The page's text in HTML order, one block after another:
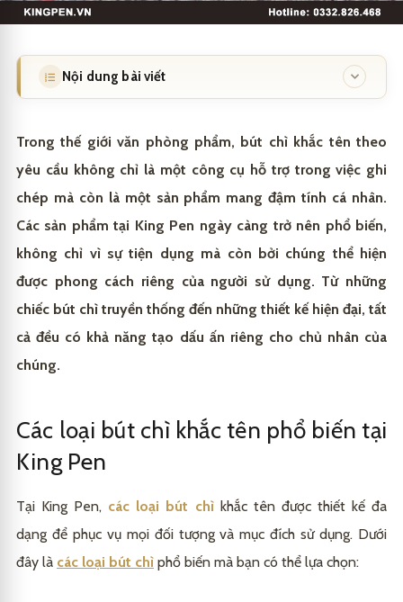
Nội dung bài viết
1.1 Bút chì gỗ khắc tên vẻ đẹp cổ điển vượt thời gian
1.2
Bút chì kim (mechanical pencil) khắc tên: hiện đại và
1.3 Các lựa chọn khắc tên và biểu tượng
Bút chì khắc tên theo yêu cầu – món quà hoàn hảo
cho mọi dịp
2.1 Quà tặng cá nhân ý nghĩa
Vì sao nên chọn King Pen để sở hữu bút khắc tên
3.2 Công nghệ khắc laser tiên tiến
3.3 Đội ngũ thiết kế chuyên nghiệp và tận tâm
3.4 Dịch vụ khách hàng chu đáo
Pen
Trong thế giới văn phòng phẩm, bút chì khắc tên theo
yêu cầu không chỉ là một công cụ hỗ trợ trong việc ghi
chép mà còn là một sản phẩm mang đậm tính cá nhân.
Các sản phẩm tại King Pen ngày càng trở nên phổ biến,
không chỉ vì sự tiện dụng mà còn bởi chúng thể hiện
được phong cách riêng của người sử dụng. Từ những
chiếc bút chì truyền thống đến những thiết kế hiện đại, tất
cả đều có khả năng tạo dấu ấn riêng cho chủ nhân của
chúng.
Các loại bút chì khắc tên phổ biến tại
King Pen
Tại King Pen, các loại bút chìkhắc tên được thiết kế đa
dạng để phục vụ mọi đối tượng và mục đích sử dụng. Dưới
đây là các loại bút chì phổ biến mà bạn có thể lựa chọn: